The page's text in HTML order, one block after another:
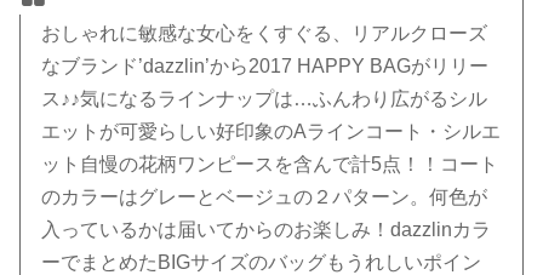
おしゃれに敏感な女心をくすぐる、リアルクローズ
なブランド’dazzlin’から2017 HAPPY BAGがリリー
ス♪♪気になるラインナップは…ふんわり広がるシル
エットが可愛らしい好印象のAラインコート・シルエ
ット自慢の花柄ワンピースを含んで計5点！！コート
のカラーはグレーとベージュの２パターン。何色が
入っているかは届いてからのお楽しみ！dazzlinカラ
ーでまとめたBIGサイズのバッグもうれしいポイン